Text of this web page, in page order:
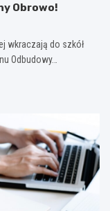
Obrowo!
wkraczają do szkół
Odbudowy…